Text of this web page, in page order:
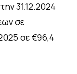
31.12.2024
σε
σε €96,4